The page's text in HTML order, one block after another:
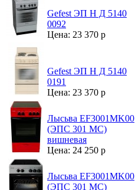
Gefest ЭП Н Д 5140
0092
Цена: 23 370 р
Gefest ЭП Н Д 5140
0191
Цена: 23 370 р
Лысьва EF3001MK00
(ЭПС 301 МС)
вишневая
Цена: 24 250 р
Лысьва EF3001MK00
(ЭПС 301 МС)